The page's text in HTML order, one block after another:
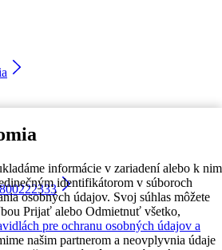
informácie v zariadení alebo k nim
identifikátorom v súboroch
osobných údajov. Svoj súhlas môžete
Prijať alebo Odmietnuť všetko,
pre ochranu osobných údajov a
našim partnerom a neovplyvnia údaje